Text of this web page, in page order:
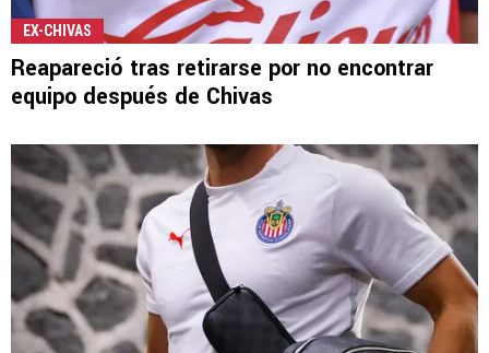
EX-CHIVAS
Reapareció tras retirarse por no encontrar
equipo después de Chivas